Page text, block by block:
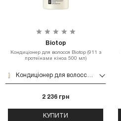
Biotop
Кондиціонер для волосся Biotop (911 з
протеїнами кіноа 500 мл)
2 236 грн
КУПИТИ